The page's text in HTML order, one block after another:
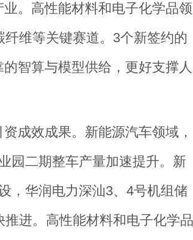
。高性能材料和电子化学品领
维等关键赛道。3个新签约的
智算与模型供给，更好支撑人
成效成果。新能源汽车领域，
园二期整车产量加速提升。新
，华润电力深汕3、4号机组储
进。高性能材料和电子化学品